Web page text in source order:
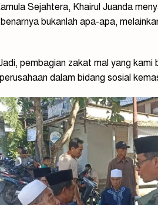
Sejahtera, Khairul Juanda
bukanlah apa-apa,
pembagian zakat mal yang
dalam bidang sosial